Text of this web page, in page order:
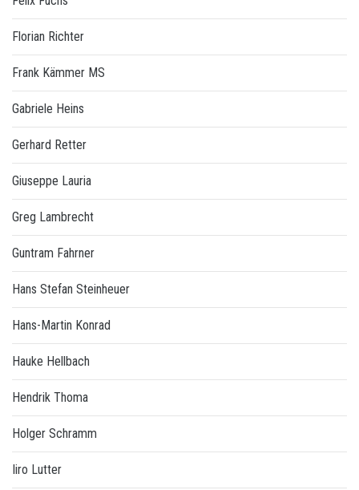
Florian Richter
Frank Kämmer MS
Gabriele Heins
Gerhard Retter
Giuseppe Lauria
Greg Lambrecht
Guntram Fahrner
Hans Stefan Steinheuer
Hans-Martin Konrad
Hauke Hellbach
Hendrik Thoma
Holger Schramm
Iiro Lutter